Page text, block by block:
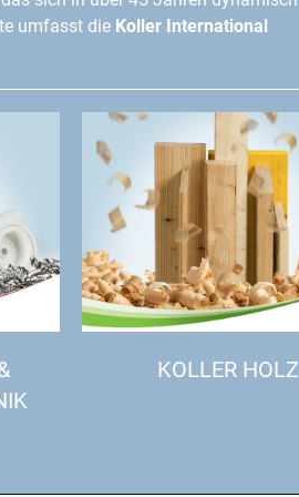
umfasst die Koller International
KOLLER HOLZ